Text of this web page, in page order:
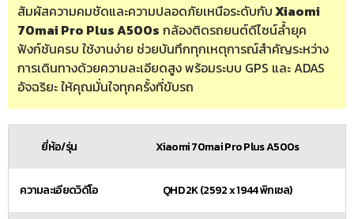
สัมผัสความคมชัดและความปลอดภัยเหนือระดับกับXiaomi
70mai Pro Plus A500s กล้องติดรถยนต์ดีไซน์ล้ำยุค
ฟังก์ชันครบ ใช้งานง่าย ช่วยบันทึกทุกเหตุการณ์สำคัญระหว่าง
การเดินทางด้วยความละเอียดสูง พร้อมระบบ GPS และ ADAS
อัจฉริยะ ให้คุณมั่นใจทุกครั้งที่ขับรถ
ยี่ห้อ/รุ่น Xiaomi 70mai Pro Plus A500s
ความละเอียดวิดีโอ QHD 2K (2592 x 1944 พิกเซล)